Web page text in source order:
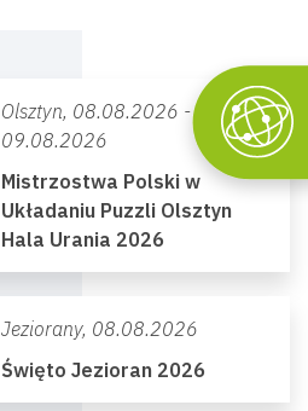
Olsztyn, 08.08.2026 -
09.08.2026
Mistrzostwa Polski w
Układaniu Puzzli Olsztyn
Hala Urania 2026
Jeziorany, 08.08.2026
Święto Jezioran 2026